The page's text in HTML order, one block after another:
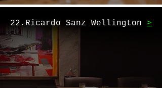
22.Ricardo Sanz Wellington >